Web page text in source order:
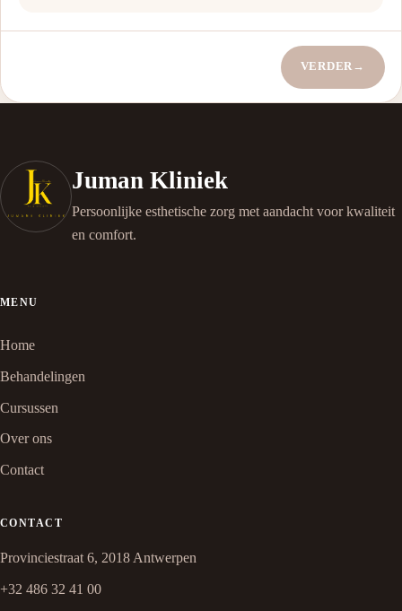
VERDER →
Juman Kliniek
Persoonlijke esthetische zorg met aandacht voor kwaliteit
en comfort.
MENU
Home
Behandelingen
Cursussen
Over ons
Contact
CONTACT
Provinciestraat 6, 2018 Antwerpen
+32 486 32 41 00